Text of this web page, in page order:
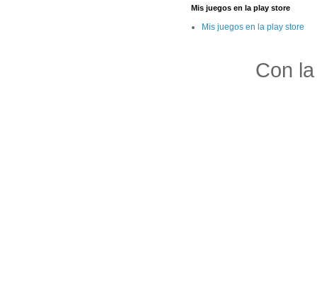
Mis juegos en la play store
Mis juegos en la play store
Con